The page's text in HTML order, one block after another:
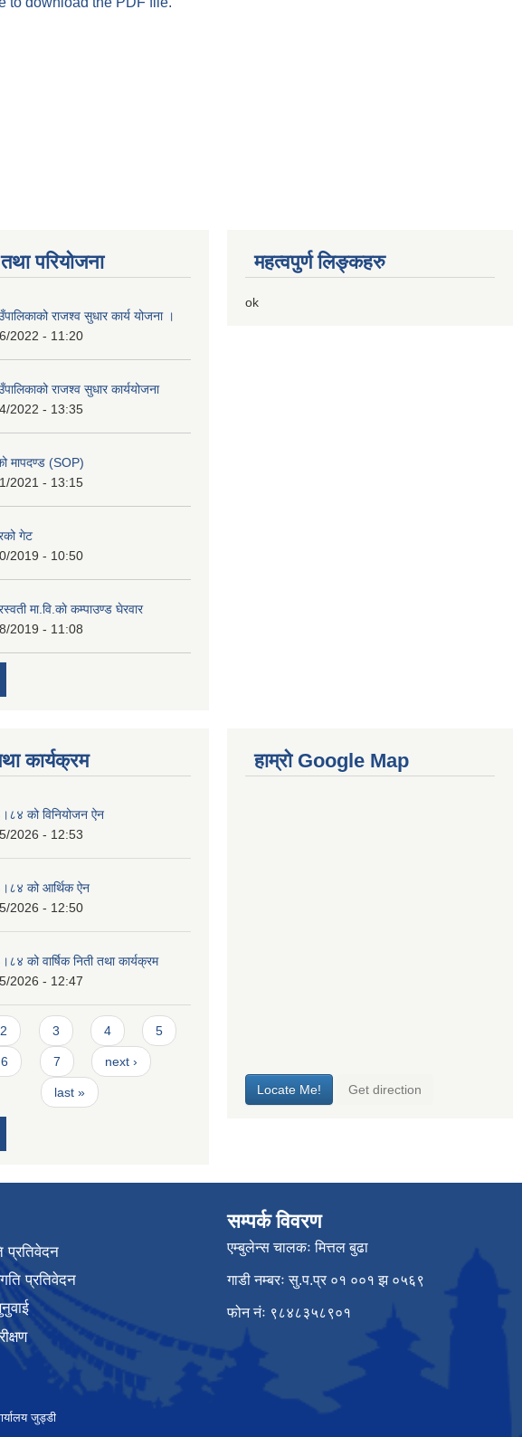
परियोजना
राजश्व सुधार कार्य योजना ।
2022 - 11:20
राजश्व सुधार कार्ययोजना
2022 - 13:35
मापदण्ड (SOP)
2021 - 13:15
गेट
2019 - 10:50
मा.वि.काे कम्पाउण्ड घेरवार
2019 - 11:08
महत्वपुर्ण लिङ्कहरु
ok
कार्यक्रम
को विनियोजन ऐन
2026 - 12:53
को आर्थिक ऐन
2026 - 12:50
को वार्षिक निती तथा कार्यक्रम
2026 - 12:47
2 3 4 5
6 7 next ›
last »
हाम्रो Google Map
प्रतिवेदन
प्रतिवेदन
सम्पर्क विवरण
एम्बुलेन्स चालकः मित्तल बुढा
गाडी नम्बरः सु.प.प्र ०१ ००१ झ ०५६९
फोन नंः ९८४८३५८९०१
जुड्डी